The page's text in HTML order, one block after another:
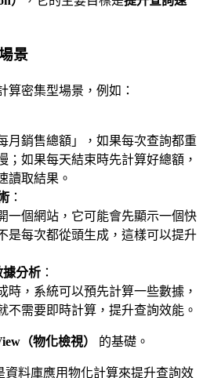
景
算密集型場景，例如：
月銷售總額」，如果每次查詢都重
；如果每天結束時先計算好總額，
讀取結果。
：
一個網站，它可能會先顯示一個快
是每次都從頭生成，這樣可以提升
據分析 ：
時，系統可以預先計算一些數據，
不需要即時計算，提升查詢效能。
（物化檢視） 的基礎。
資料庫應用物化計算來提升查詢效